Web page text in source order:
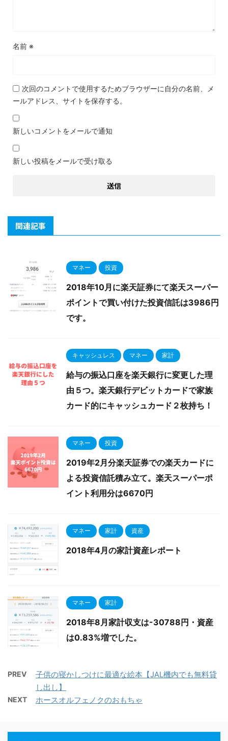
名前 ※
次回のコメントで使用するためブラウザーに自分の名前、メ
ールアドレス、サイトを保存する。
新しいコメントをメールで通知
新しい投稿をメールで受け取る
関連記事
マネー 投資
2018年10月に楽天証券にて楽天スーパー
ポイントで買い付けた投資信託は3986円
です。
キャッシュレス マネー 家計
給与の振込口座を楽天銀行に変更した理
由５つ。楽天銀行デビットカードで家族
カード的にキャッシュカード２枚持ち！
マネー 投資
2019年2月分楽天証券での楽天カードに
よる投資信託積み立て。楽天スーパーポ
イント利用分は6670円
マネー 家計 資産
2018年4月の家計資産レポート
マネー 家計
2018年8月家計収支は-30788円・資産
は0.83%増でした。
PREV
子供の寝かしつけに最適な絵本【JAL機内でも無料貸
し出し】
NEXT ホースオルフェノクのおもちゃ